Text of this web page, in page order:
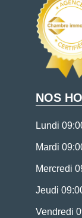
NOS
Lundi
Mardi
Mercredi
Jeudi
Vendredi